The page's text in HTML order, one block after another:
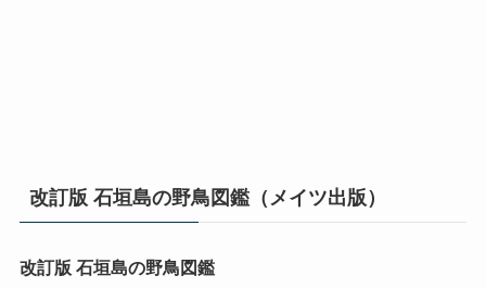
改訂版 石垣島の野鳥図鑑（メイツ出版）
改訂版 石垣島の野鳥図鑑